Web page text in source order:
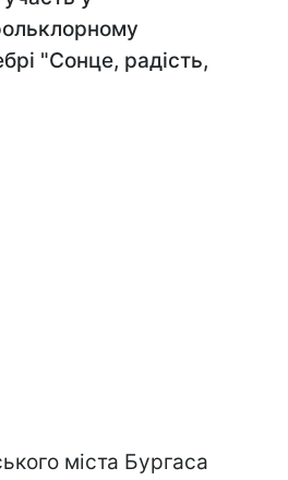
"Сонце, радість,
міста Бургаса